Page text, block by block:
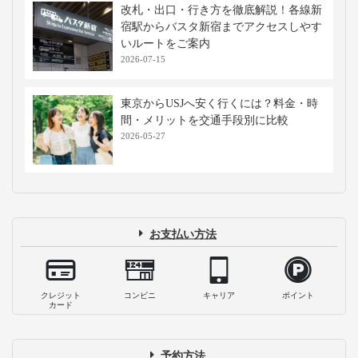
改札・出口・行き方を徹底解説！各線新
宿駅からバスタ新宿までアクセスしやす
いルートをご案内
2026-07-15
東京からUSJへ安く行くには？料金・時
間・メリットを交通手段別に比較
2026-05-27
お支払い方法
クレジット
カード
コンビニ キャリア ポイント
予約方法